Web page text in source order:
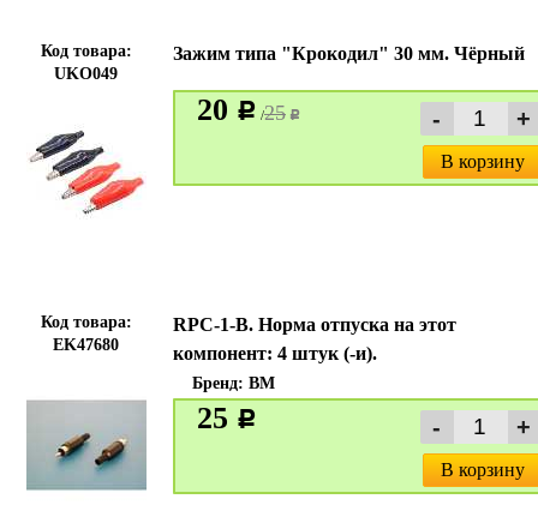
Код товара:
UKO049
Зажим типа "Крокодил" 30 мм. Чёрный
20 c /25 c
В корзину
Код товара:
EK47680
RPC-1-B. Норма отпуска на этот
компонент: 4 штук (-и).
Бренд: BM
25 c
В корзину